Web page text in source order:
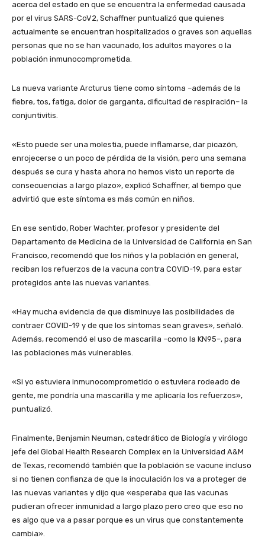
acerca del estado en que se encuentra la enfermedad causada
por el virus SARS-CoV2, Schaffner puntualizó que quienes
actualmente se encuentran hospitalizados o graves son aquellas
personas que no se han vacunado, los adultos mayores o la
población inmunocomprometida.
La nueva variante Arcturus tiene como síntoma –además de la
fiebre, tos, fatiga, dolor de garganta, dificultad de respiración– la
conjuntivitis.
«Esto puede ser una molestia, puede inflamarse, dar picazón,
enrojecerse o un poco de pérdida de la visión, pero una semana
después se cura y hasta ahora no hemos visto un reporte de
consecuencias a largo plazo», explicó Schaffner, al tiempo que
advirtió que este síntoma es más común en niños.
En ese sentido, Rober Wachter, profesor y presidente del
Departamento de Medicina de la Universidad de California en San
Francisco, recomendó que los niños y la población en general,
reciban los refuerzos de la vacuna contra COVID-19, para estar
protegidos ante las nuevas variantes.
«Hay mucha evidencia de que disminuye las posibilidades de
contraer COVID-19 y de que los síntomas sean graves», señaló.
Además, recomendó el uso de mascarilla –como la KN95–, para
las poblaciones más vulnerables.
«Si yo estuviera inmunocomprometido o estuviera rodeado de
gente, me pondría una mascarilla y me aplicaría los refuerzos»,
puntualizó.
Finalmente, Benjamin Neuman, catedrático de Biología y virólogo
jefe del Global Health Research Complex en la Universidad A&M
de Texas, recomendó también que la población se vacune incluso
si no tienen confianza de que la inoculación los va a proteger de
las nuevas variantes y dijo que «esperaba que las vacunas
pudieran ofrecer inmunidad a largo plazo pero creo que eso no
es algo que va a pasar porque es un virus que constantemente
cambia».